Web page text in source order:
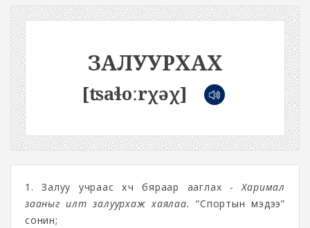
ЗАЛУУРХАХ
[ʦaɬoːrχəχ]
1. Залуу учраас хүч бяраар ааглах -Харимал
зааныг илт залуурхаж хаялаа. “Спортын мэдээ”
сонин;